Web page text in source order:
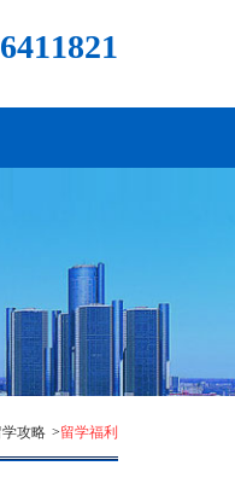
学攻略 >留学福利